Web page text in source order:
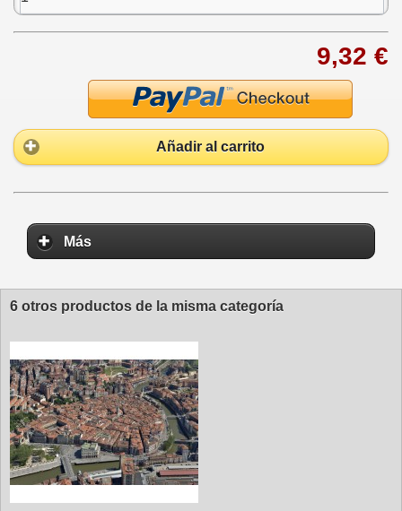
9,32 €
Añadir al carrito
Más
6 otros productos de la misma categoría